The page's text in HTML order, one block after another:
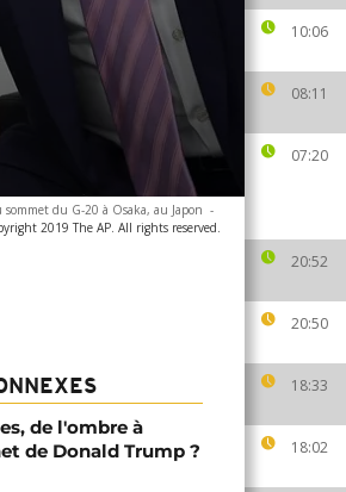
10:06
08:11
07:20
20:52
20:50
18:33
18:02
du G-20 à Osaka, au Japon -
2019 The AP. All rights reserved.
de l'ombre à
de Donald Trump ?